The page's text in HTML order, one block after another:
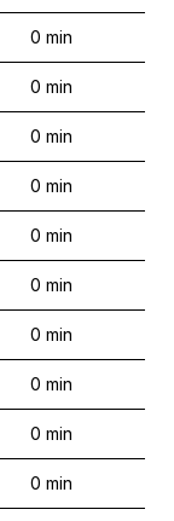
0 min
0 min
0 min
0 min
0 min
0 min
0 min
0 min
0 min
0 min